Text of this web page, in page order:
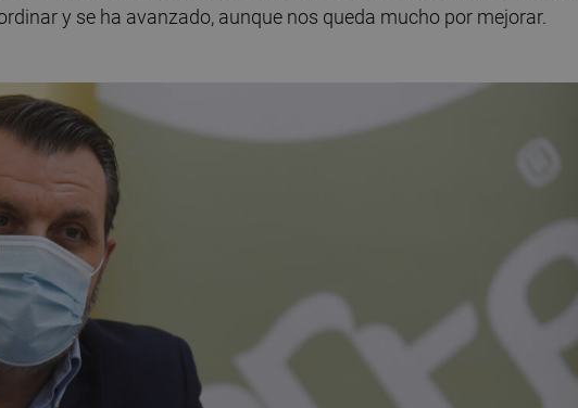
y se ha avanzado, aunque nos queda mucho por mejorar.